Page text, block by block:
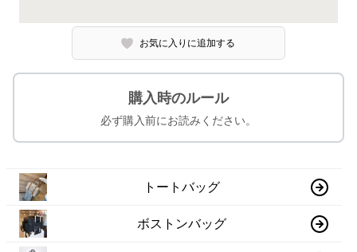
お気に入りに追加する
購入時のルール
必ず購入前にお読みください。
トートバッグ
ボストンバッグ